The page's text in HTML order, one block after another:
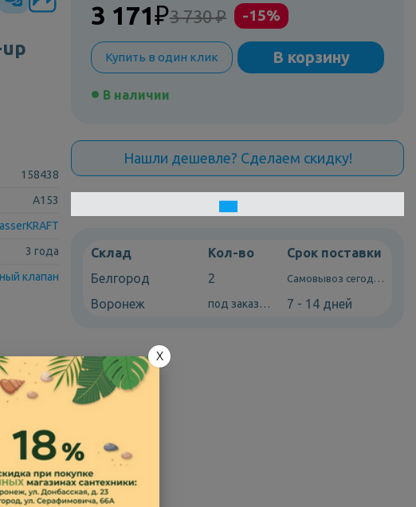
158438
A153
3 года
клапан
3 171₽3 730 ₽ -15%
Купить в один клик В корзину
В наличии
Нашли дешевле? Сделаем скидку!
Склад Кол-во
Срок поставки
Белгород
2
Воронеж под заказ 7 - 14 дней
X